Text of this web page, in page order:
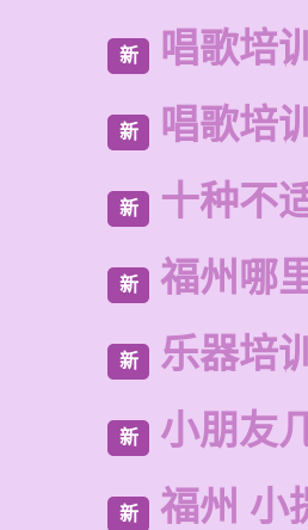
新 唱歌培
新 唱歌培
新 十种不
新 福州哪
新 乐器培
新 小朋友
新 福州 小